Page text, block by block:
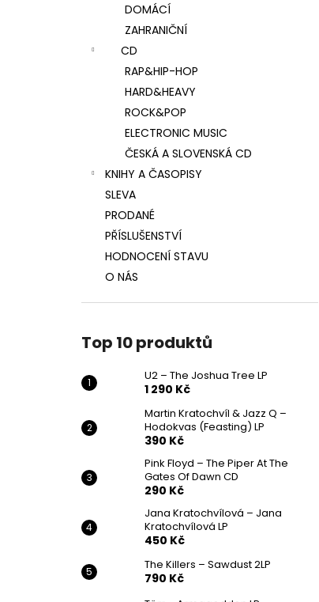
DOMÁCÍ
ZAHRANIČNÍ
CD
RAP&HIP-HOP
HARD&HEAVY
ROCK&POP
ELECTRONIC MUSIC
ČESKÁ A SLOVENSKÁ CD
KNIHY A ČASOPISY
SLEVA
PRODANÉ
PŘÍSLUŠENSTVÍ
HODNOCENÍ STAVU
O NÁS
Top 10 produktů
U2 – The Joshua Tree LP
1 290 Kč
Martin Kratochvíl & Jazz Q ‎–
Hodokvas (Feasting) LP
390 Kč
Pink Floyd – The Piper At The
Gates Of Dawn CD
290 Kč
Jana Kratochvílová – Jana
Kratochvílová LP
450 Kč
The Killers – Sawdust 2LP
790 Kč